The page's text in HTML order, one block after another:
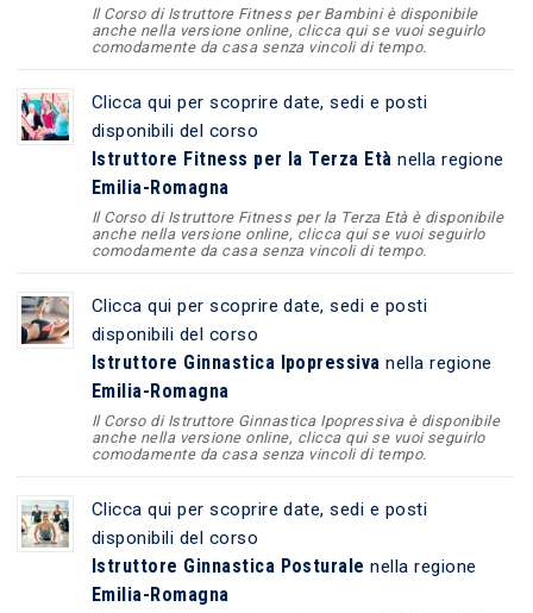
Il Corso di Istruttore Fitness per Bambini è disponibile
anche nella versione online, clicca qui se vuoi seguirlo
comodamente da casa senza vincoli di tempo.
Clicca qui per scoprire date, sedi e posti
disponibili del corso
Istruttore Fitness per la Terza Età nella regione
Emilia-Romagna
Il Corso di Istruttore Fitness per la Terza Età è disponibile
anche nella versione online, clicca qui se vuoi seguirlo
comodamente da casa senza vincoli di tempo.
Clicca qui per scoprire date, sedi e posti
disponibili del corso
Istruttore Ginnastica Ipopressiva nella regione
Emilia-Romagna
Il Corso di Istruttore Ginnastica Ipopressiva è disponibile
anche nella versione online, clicca qui se vuoi seguirlo
comodamente da casa senza vincoli di tempo.
Clicca qui per scoprire date, sedi e posti
disponibili del corso
Istruttore Ginnastica Posturale nella regione
Emilia-Romagna